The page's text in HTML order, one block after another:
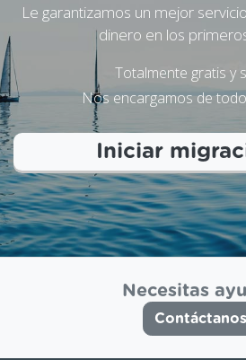
Le garantizamos un mejor
dinero en los
Totalmente gratis y
Nos encargamos de
Iniciar
Necesitas
Contáctanos